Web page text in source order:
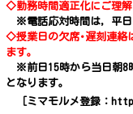
◇勤務時間適正化にご理解
※電話応対時間は，平日
◇授業日の欠席･遅刻連絡
ます。
※前日15時から当日朝8
となります。
［ミマモルメ登録：